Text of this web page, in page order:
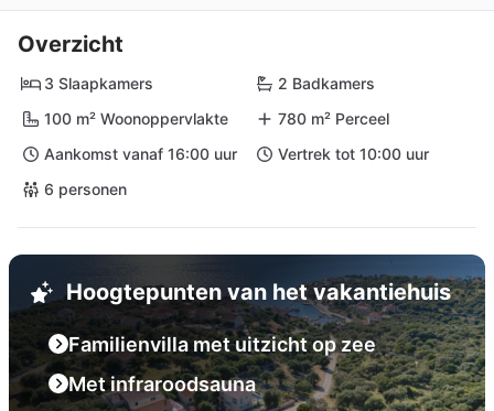
Overzicht
3 Slaapkamers
2 Badkamers
100 m² Woonoppervlakte
780 m² Perceel
Aankomst vanaf 16:00 uur
Vertrek tot 10:00 uur
6 personen
Hoogtepunten van het vakantiehuis
Familienvilla met uitzicht op zee
Met infraroodsauna